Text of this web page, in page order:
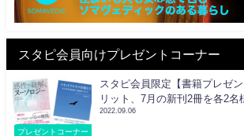
スタピ会員向けプレゼントコーナー
プレゼントコーナー
スタピ会員限定【書籍プレゼ
リット、7月の新刊2冊を各2名
2022.09.06